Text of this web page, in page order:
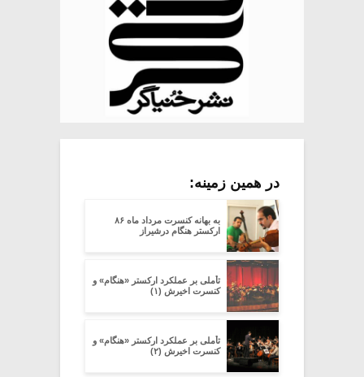
در همین زمینه:
به بهانه کنسرت مرداد ماه ۸۶
ارکستر هنگام درشیراز
تأملی بر عملکرد ارکستر «هنگام» و
کنسرت اخیرش (۱)
تأملی بر عملکرد ارکستر «هنگام» و
کنسرت اخیرش (۲)